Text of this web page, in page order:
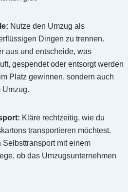
Nutze den Umzug als
Dingen zu trennen.
aus und entscheide, was
gespendet oder entsorgt werden
Platz gewinnen, sondern auch
Umzug.
Kläre rechtzeitig, wie du
transportieren möchtest.
mit einem
ob das Umzugsunternehmen